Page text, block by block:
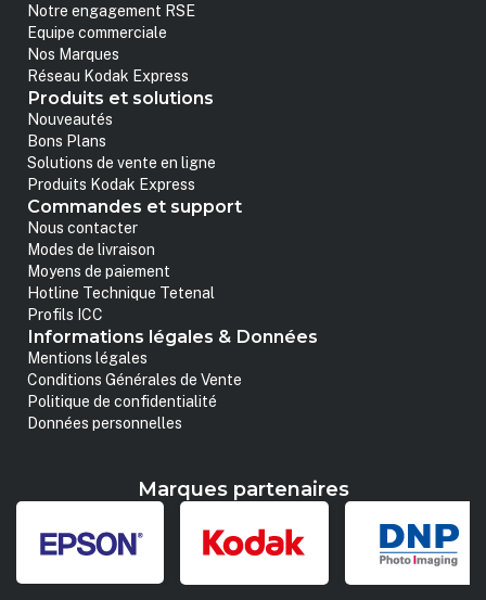
Notre engagement RSE
Equipe commerciale
Nos Marques
Réseau Kodak Express
Produits et solutions
Nouveautés
Bons Plans
Solutions de vente en ligne
Produits Kodak Express
Commandes et support
Nous contacter
Modes de livraison
Moyens de paiement
Hotline Technique Tetenal
Profils ICC
Informations légales & Données
Mentions légales
Conditions Générales de Vente
Politique de confidentialité
Données personnelles
Marques partenaires